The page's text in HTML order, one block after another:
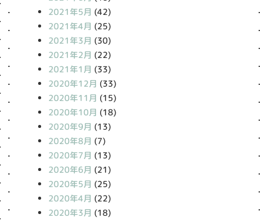
2021年5月 (42)
2021年4月 (25)
2021年3月 (30)
2021年2月 (22)
2021年1月 (33)
2020年12月 (33)
2020年11月 (15)
2020年10月 (18)
2020年9月 (13)
2020年8月 (7)
2020年7月 (13)
2020年6月 (21)
2020年5月 (25)
2020年4月 (22)
2020年3月 (18)